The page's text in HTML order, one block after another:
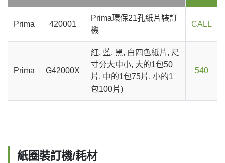
Prima 420001
Prima環保21孔紙片裝訂
機
CALL
Prima G42000X
紅, 藍, 黑, 白四色紙片, 尺
寸分大中小, 大的1包50
片, 中的1包75片, 小的1
包100片)
540
紙圈裝訂機/耗材